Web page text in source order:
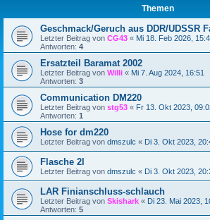
Themen
Geschmack/Geruch aus DDR/UDSSR
Letzter Beitrag von CG43 « Mi 18. Feb 2026,
Antworten: 4
Ersatzteil Baramat 2002
Letzter Beitrag von Willi « Mi 7. Aug 2024, 16:51
Antworten: 3
Communication DM220
Letzter Beitrag von stg53 « Fr 13. Okt 2023,
Antworten: 1
Hose for dm220
Letzter Beitrag von dmszulc « Di 3. Okt 2023,
Flasche 2l
Letzter Beitrag von dmszulc « Di 3. Okt 2023,
LAR Finianschluss-schlauch
Letzter Beitrag von Skishark « Di 23. Mai 2023,
Antworten: 5